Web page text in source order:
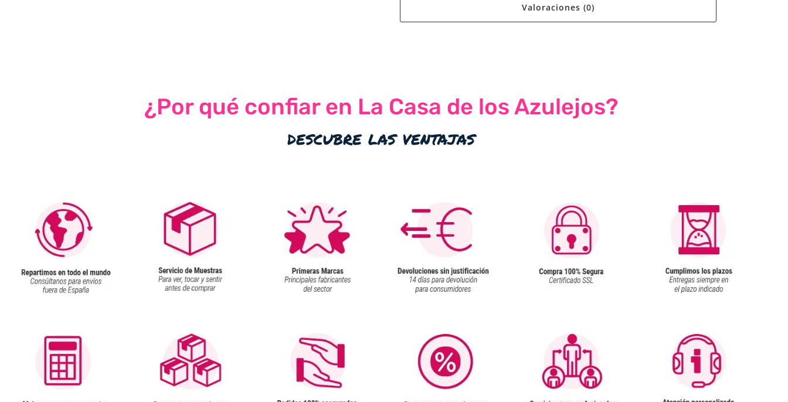
Valoraciones (0)
¿Por qué confiar en La Casa de los Azulejos?
descubre las ventajas